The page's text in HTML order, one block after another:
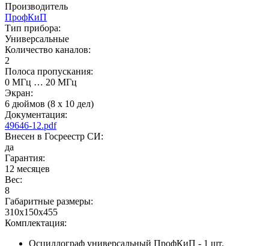
Производитель
ПрофКиП
Тип прибора:
Универсальные
Количество каналов:
2
Полоса пропускания:
0 МГц … 20 МГц
Экран:
6 дюймов (8 х 10 дел)
Документация:
49646-12.pdf
Внесен в Госреестр СИ:
да
Гарантия:
12 месяцев
Вес:
8
Габаритные размеры:
310х150х455
Комплектация:
Осциллограф универсальный ПрофКиП - 1 шт.